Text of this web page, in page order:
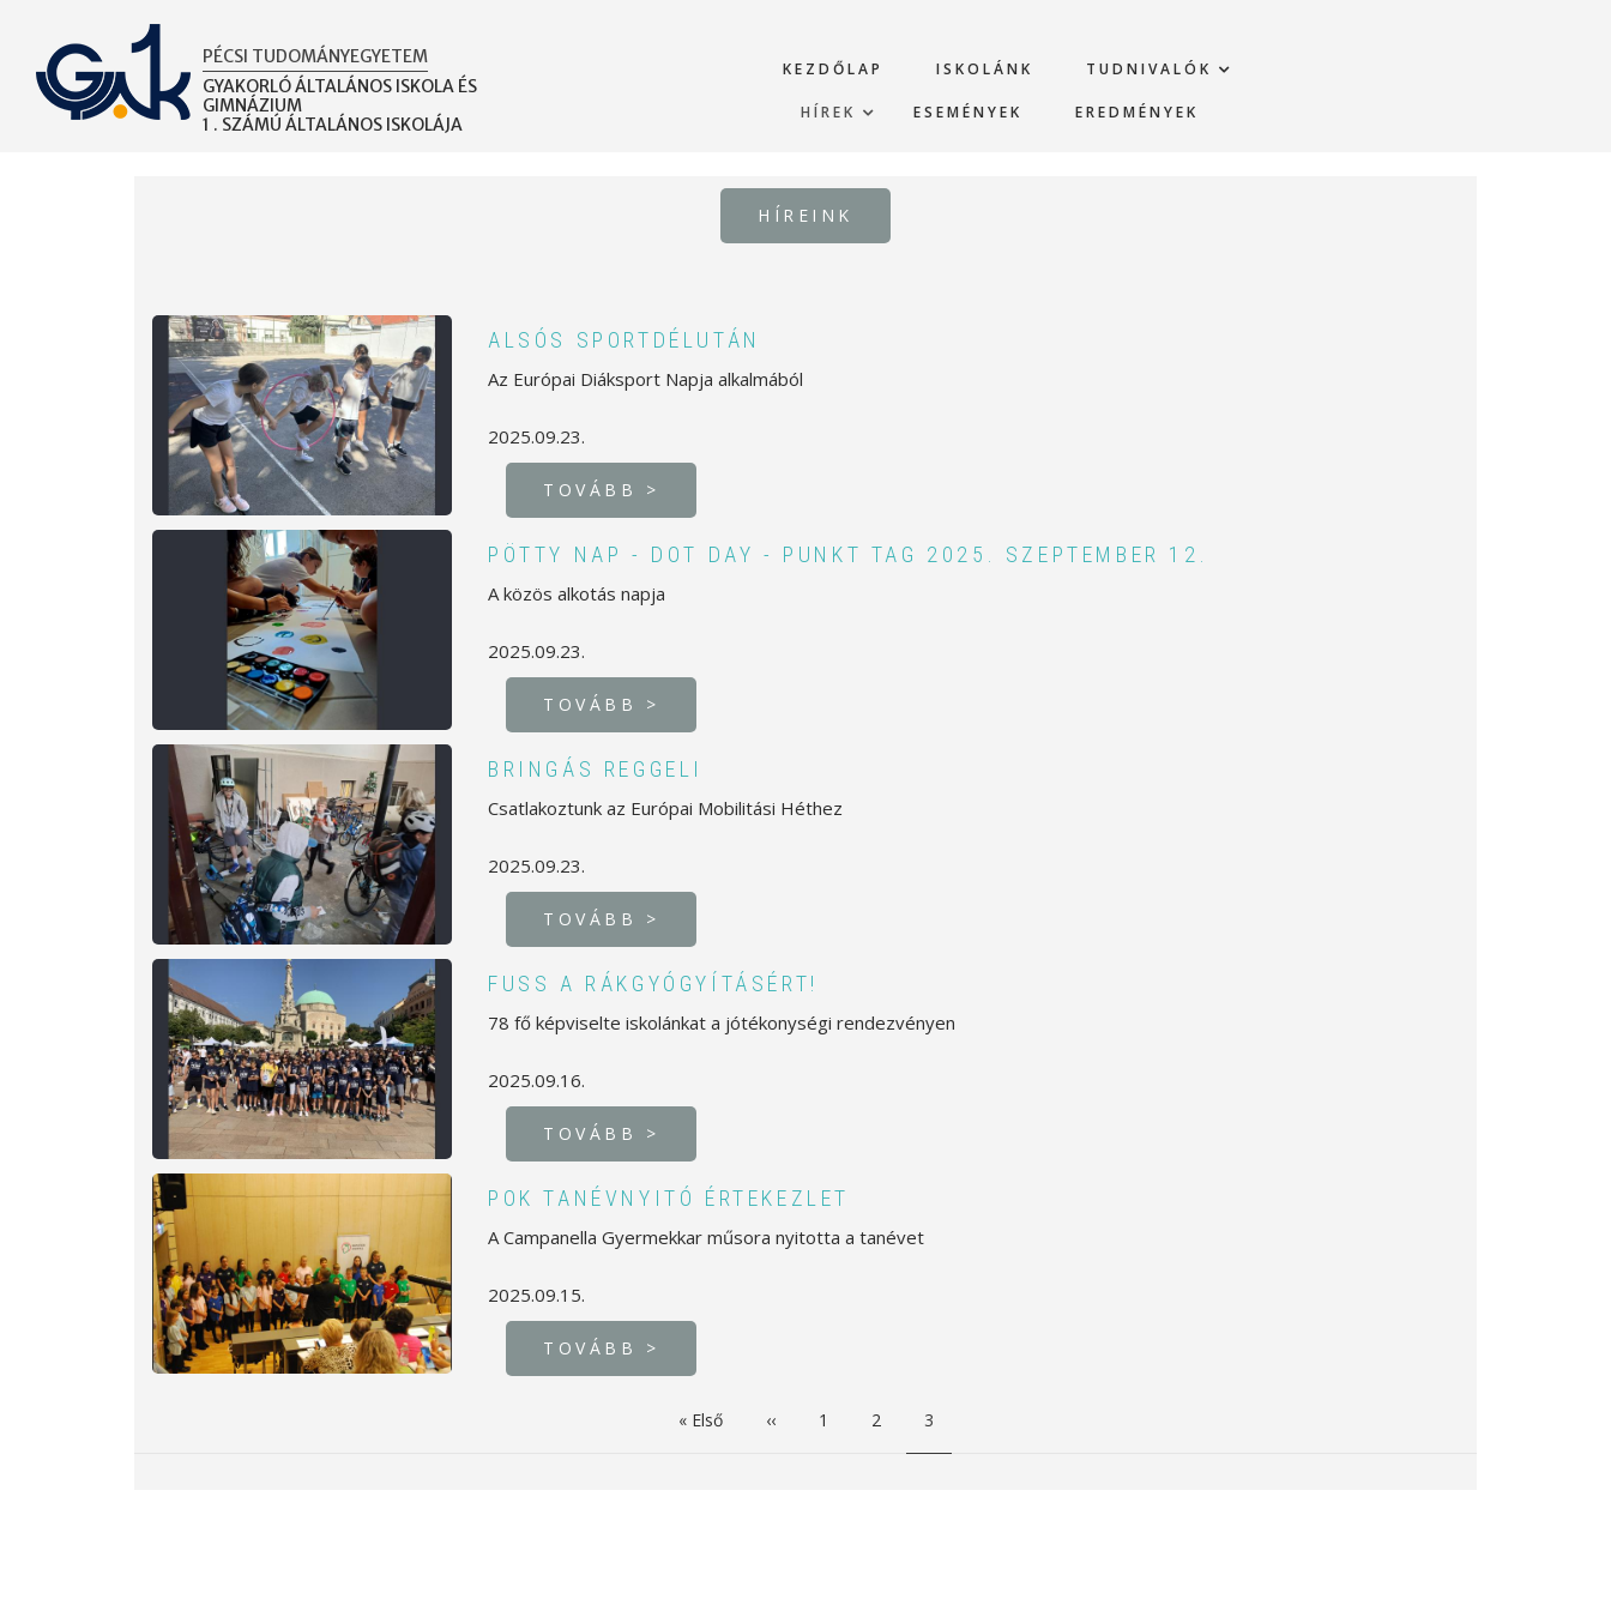
tartalomra
PÉCSI TUDOMÁNYEGYETEM
GYAKORLÓ ÁLTALÁNOS ISKOLA ÉS
GIMNÁZIUM
1 . SZÁMÚ ÁLTALÁNOS ISKOLÁJA
KEZDŐLAP ISKOLÁNK TUDNIVALÓK
HÍREK ESEMÉNYEK EREDMÉNYEK
HÍREINK
ALSÓS SPORTDÉLUTÁN
Az Európai Diáksport Napja alkalmából
2025.09.23.
TOVÁBB >
PÖTTY NAP - DOT DAY - PUNKT TAG 2025. SZEPTEMBER 12.
A közös alkotás napja
2025.09.23.
TOVÁBB >
BRINGÁS REGGELI
Csatlakoztunk az Európai Mobilitási Héthez
2025.09.23.
TOVÁBB >
FUSS A RÁKGYÓGYÍTÁSÉRT!
78 fő képviselte iskolánkat a jótékonységi rendezvényen
2025.09.16.
TOVÁBB >
POK TANÉVNYITÓ ÉRTEKEZLET
A Campanella Gyermekkar műsora nyitotta a tanévet
2025.09.15.
TOVÁBB >
OLDALSZÁMOZÁS
Első
« Első Előző
‹‹ Oldal
1 Oldal
2 Jelenlegi
3